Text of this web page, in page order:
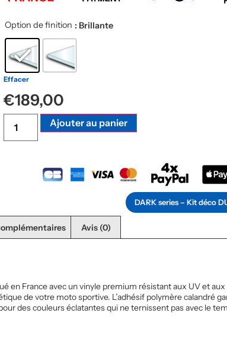
Option de finition : Brillante
Effacer
€189,00
Ajouter au panier
DARK series – Kit déco
Avis (0)
en France avec un vinyle premium résistant aux UV et
de votre moto sportive. L’adhésif polymère calandré
des couleurs éclatantes qui ne ternissent pas avec le